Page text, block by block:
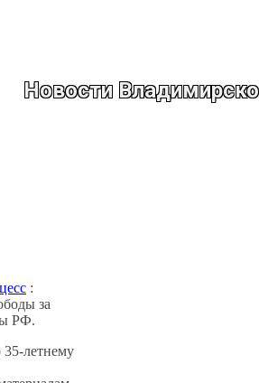
Новости
:
за
РФ.
35-летнему